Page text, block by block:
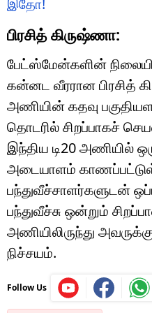
பிரசித் கிருஷ்ணா:
பேட்ஸ்மேன்களின்
கன்னட வீரரான பிரசித்
அணியின் கதவு
தொடரில் சிறப்பாகச்
இந்திய டி20 அணியில்
அடையாளம்
பந்துவீச்சாளர்களுடன்
பந்துவீச்சு ஒன்றும்
அணியிலிருந்து
நிச்சயம்.
Follow Us